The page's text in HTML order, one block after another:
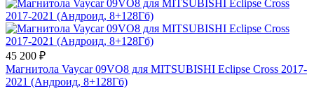
45 200 ₽
Магнитола Vaycar 09VO8 для MITSUBISHI Eclipse Cross 2017-
2021 (Андроид, 8+128Гб)